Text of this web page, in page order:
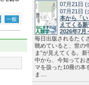
一般
07月21日 (
07月21日 (
本から「
えてくる
2026年7月
毎日出版されるたく
眺めていると、世の
ま”が見えてくる。
中から、今知ってお
マを扱った10冊の本
ま....